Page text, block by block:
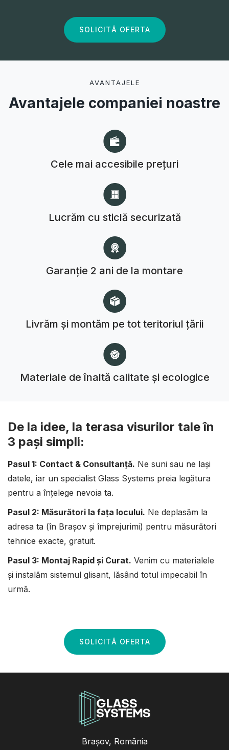
SOLICITĂ OFERTA
AVANTAJELE
Avantajele companiei noastre
Cele mai accesibile prețuri
Lucrăm cu sticlă securizată
Garanție 2 ani de la montare
Livrăm și montăm pe tot teritoriul țării
Materiale de înaltă calitate și ecologice
De la idee, la terasa visurilor tale în
3 pași simpli:
Pasul 1: Contact & Consultanță. Ne suni sau ne lași
datele, iar un specialist Glass Systems preia legătura
pentru a înțelege nevoia ta.
Pasul 2: Măsurători la fața locului. Ne deplasăm la
adresa ta (în Brașov și împrejurimi) pentru măsurători
tehnice exacte, gratuit.
Pasul 3: Montaj Rapid și Curat. Venim cu materialele
și instalăm sistemul glisant, lăsând totul impecabil în
urmă.
SOLICITĂ OFERTA
Brașov, România